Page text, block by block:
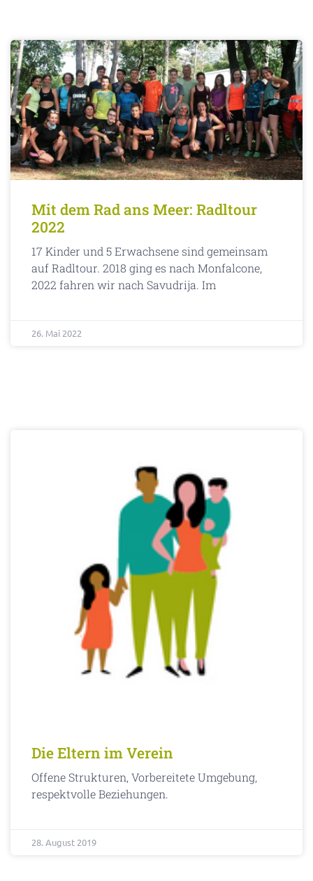
Mit dem Rad ans Meer: Radltour
2022
17 Kinder und 5 Erwachsene sind gemeinsam
auf Radltour. 2018 ging es nach Monfalcone,
2022 fahren wir nach Savudrija. Im
26. Mai 2022
Die Eltern im Verein
Offene Strukturen, Vorbereitete Umgebung,
respektvolle Beziehungen.
28. August 2019